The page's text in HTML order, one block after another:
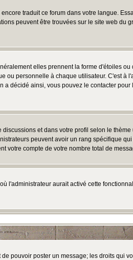
traduit ce forum dans votre langue.
peuvent être trouvées sur le site web du
elles prennent la forme d'étoiles
personnelle à chaque utilisateur. C'est à
décidé ainsi, vous pouvez le contacter
et dans votre profil selon le
peuvent avoir un rang spécifique
votre compte de votre nombre total de
l'administrateur aurait activé cette
pouvoir poster un message; les droits qui